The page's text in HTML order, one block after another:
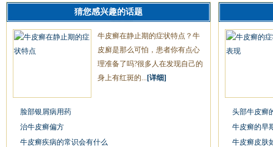
猜您感兴趣的话题
牛皮癣在静止期的症状特点？牛
皮廯是那么可怕，患者你有点心
理准备了吗?很多人在发现自己的
身上有红斑的... [详细]
脸部银屑病用药
治牛皮癣偏方
牛皮癣疾病的常识会有什么
头部牛皮癣
牛皮癣的早
牛皮癣皮肤